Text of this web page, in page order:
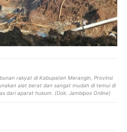
rakyat di Kabupaten Merangin, Provinsi
alat berat dan sangat mudah di temui di
dari aparat hukum. (Dok: Jambipos Online)